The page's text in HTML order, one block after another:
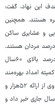
این نهاد، گفت:
هستند. همچنین
در نقاط روستایی و عشایری ساکن
هستند. وی تصریح کرد: از نظر جمعیت خانوار ۵۶درصد زنان و ۴۴درصد مردان هستند.
۲۵درصد زیر ۲۰سال، ۴۲درصد بین ۲۰ تا ۶۰سال و ۳۳درصد بالای ۶۰سال
از خدمات کمیته امداد بهره‌مند
هستند، گفت: تعداد دانشجویان تحت‌حمایت نیز ۶۲هزار نفر است. وی از ارائه ۵۲هزار و
سال جاری خبر داد و